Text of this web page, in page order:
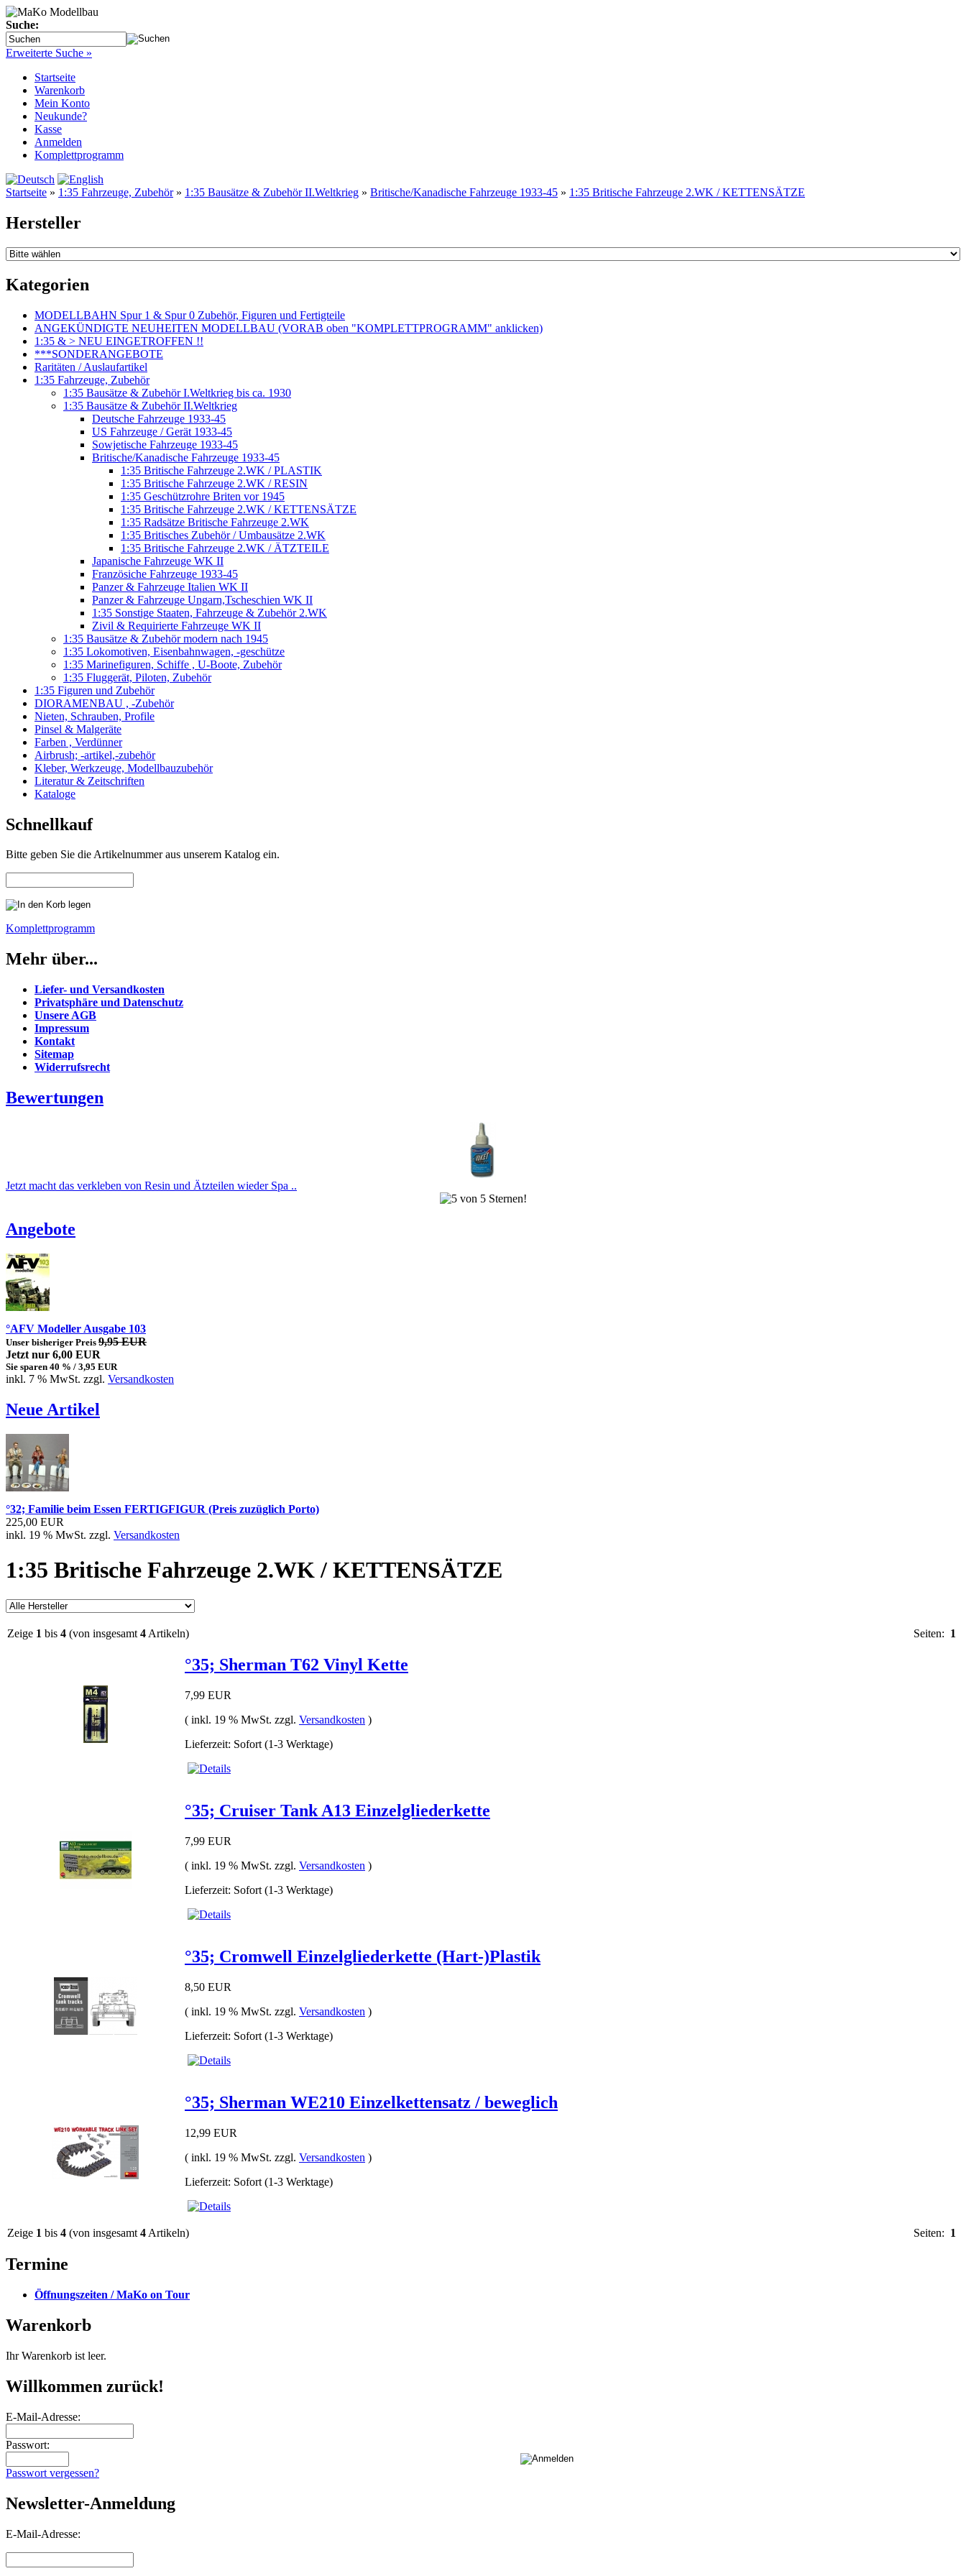
Suche:
Erweiterte Suche »
Startseite
Warenkorb
Mein Konto
Neukunde?
Kasse
Anmelden
Komplettprogramm
Startseite » 1:35 Fahrzeuge, Zubehör» 1:35 Bausätze & Zubehör II.Weltkrieg » Britische/Kanadische Fahrzeuge 1933-45 » 1:35 Britische Fahrzeuge 2.WK / KETTENSÄTZE
Hersteller
Kategorien
MODELLBAHN Spur 1 & Spur 0 Zubehör, Figuren und Fertigteile
ANGEKÜNDIGTE NEUHEITEN MODELLBAU (VORAB oben "KOMPLETTPROGRAMM" anklicken)
1:35 & > NEU EINGETROFFEN !!
***SONDERANGEBOTE
Raritäten / Auslaufartikel
1:35 Fahrzeuge, Zubehör
1:35 Bausätze & Zubehör I.Weltkrieg bis ca. 1930
1:35 Bausätze & Zubehör II.Weltkrieg
Deutsche Fahrzeuge 1933-45
US Fahrzeuge / Gerät 1933-45
Sowjetische Fahrzeuge 1933-45
Britische/Kanadische Fahrzeuge 1933-45
1:35 Britische Fahrzeuge 2.WK / PLASTIK
1:35 Britische Fahrzeuge 2.WK / RESIN
1:35 Geschützrohre Briten vor 1945
1:35 Britische Fahrzeuge 2.WK / KETTENSÄTZE
1:35 Radsätze Britische Fahrzeuge 2.WK
1:35 Britisches Zubehör / Umbausätze 2.WK
1:35 Britische Fahrzeuge 2.WK / ÄTZTEILE
Japanische Fahrzeuge WK II
Französiche Fahrzeuge 1933-45
Panzer & Fahrzeuge Italien WK II
Panzer & Fahrzeuge Ungarn,Tscheschien WK II
1:35 Sonstige Staaten, Fahrzeuge & Zubehör 2.WK
Zivil & Requirierte Fahrzeuge WK II
1:35 Bausätze & Zubehör modern nach 1945
1:35 Lokomotiven, Eisenbahnwagen, -geschütze
1:35 Marinefiguren, Schiffe , U-Boote, Zubehör
1:35 Fluggerät, Piloten, Zubehör
1:35 Figuren und Zubehör
DIORAMENBAU , -Zubehör
Nieten, Schrauben, Profile
Pinsel & Malgeräte
Farben , Verdünner
Airbrush; -artikel,-zubehör
Kleber, Werkzeuge, Modellbauzubehör
Literatur & Zeitschriften
Kataloge
Schnellkauf
Bitte geben Sie die Artikelnummer aus unserem Katalog ein.
Komplettprogramm
Mehr über...
Liefer- und Versandkosten
Privatsphäre und Datenschutz
Unsere AGB
Impressum
Kontakt
Sitemap
Widerrufsrecht
Bewertungen
Jetzt macht das verkleben von Resin und Ätzteilen wieder Spa ..
Angebote
°AFV Modeller Ausgabe 103
Unser bisheriger Preis 9,95 EUR
Jetzt nur 6,00 EUR
Sie sparen 40 % / 3,95 EUR
inkl. 7 % MwSt. zzgl. Versandkosten
Neue Artikel
°32; Familie beim Essen FERTIGFIGUR (Preis zuzüglich Porto)
225,00 EUR
inkl. 19 % MwSt. zzgl. Versandkosten
1:35 Britische Fahrzeuge 2.WK / KETTENSÄTZE
Zeige 1 bis 4 (von insgesamt 4 Artikeln) Seiten: 1
°35; Sherman T62 Vinyl Kette
7,99 EUR
( inkl. 19 % MwSt. zzgl. Versandkosten )
Lieferzeit: Sofort (1-3 Werktage)
°35; Cruiser Tank A13 Einzelgliederkette
7,99 EUR
( inkl. 19 % MwSt. zzgl. Versandkosten )
Lieferzeit: Sofort (1-3 Werktage)
°35; Cromwell Einzelgliederkette (Hart-)Plastik
8,50 EUR
( inkl. 19 % MwSt. zzgl. Versandkosten )
Lieferzeit: Sofort (1-3 Werktage)
°35; Sherman WE210 Einzelkettensatz / beweglich
12,99 EUR
( inkl. 19 % MwSt. zzgl. Versandkosten )
Lieferzeit: Sofort (1-3 Werktage)
Zeige 1 bis 4 (von insgesamt 4 Artikeln) Seiten: 1
Termine
Öffnungszeiten / MaKo on Tour
Warenkorb
Ihr Warenkorb ist leer.
Willkommen zurück!
E-Mail-Adresse:
Passwort:
Passwort vergessen?
Newsletter-Anmeldung
E-Mail-Adresse: